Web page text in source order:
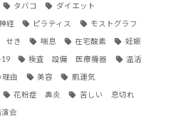
タバコ ダイエット
経 ピラティス モストグラフ
せき 喘息 在宅酸素 妊娠
検査 設備 医療機器 温活
理由 美容 肌運気
花粉症 鼻炎 苦しい 息切れ
演会